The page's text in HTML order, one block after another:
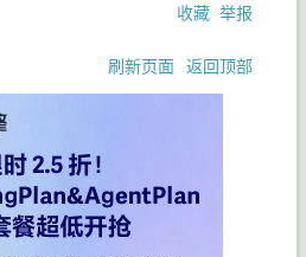
收藏 举报
刷新页面 返回顶部